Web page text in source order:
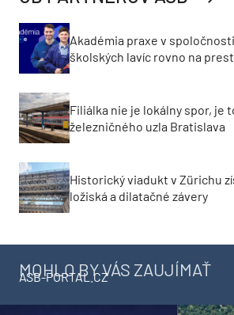
Akadémia praxe v
školských lavíc rovno na
Filiálka nie je lokálny spor, je
železničného uzla Bratislava
Historický viadukt v Zürichu
ložiská a dilatačné závery
MOHLO BY VÁS ZAUJÍMAŤ
ASB-PORTAL.CZ